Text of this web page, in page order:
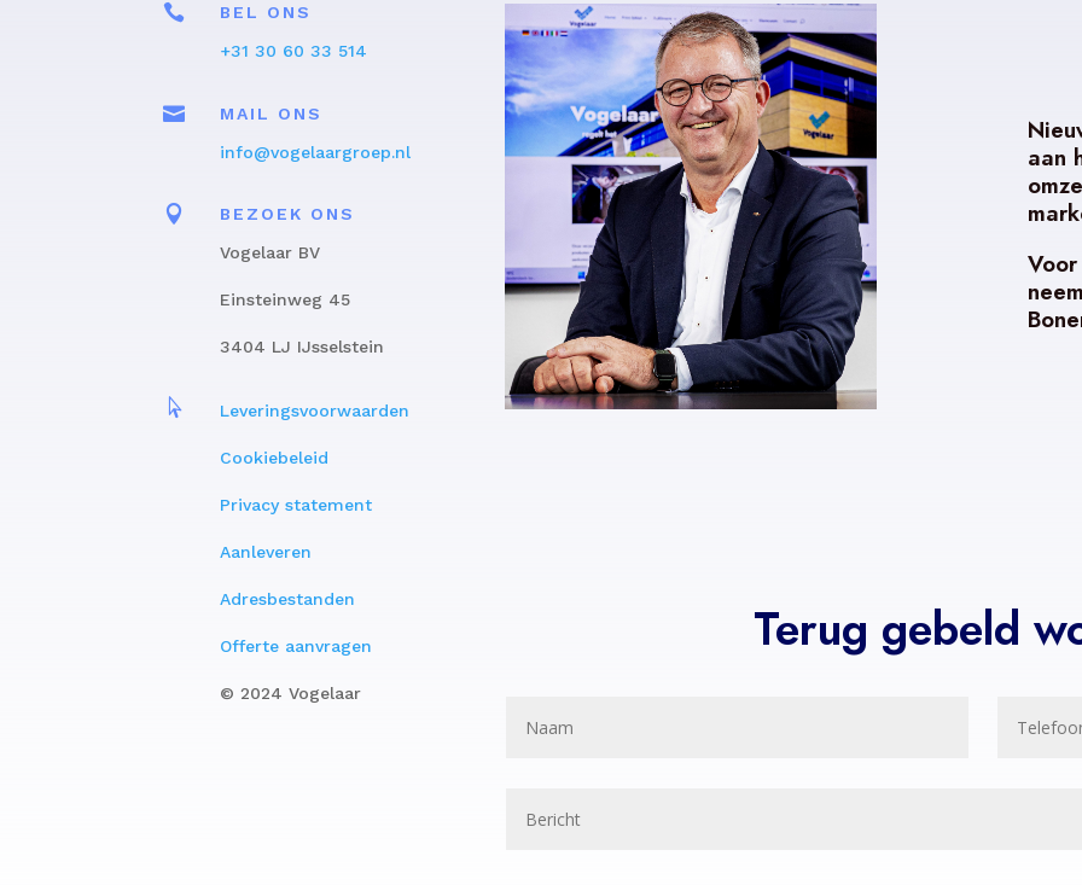

BEL ONS
+31 30 60 33 514

MAIL ONS
info@vogelaargroep.nl

BEZOEK ONS
Vogelaar BV
Einsteinweg 45
3404 LJ IJsselstein
 Leveringsvoorwaarden
Cookiebeleid
Privacy statement
Aanleveren
Adresbestanden
Offerte aanvragen
© 2024 Vogelaar
aan
Terug gebeld